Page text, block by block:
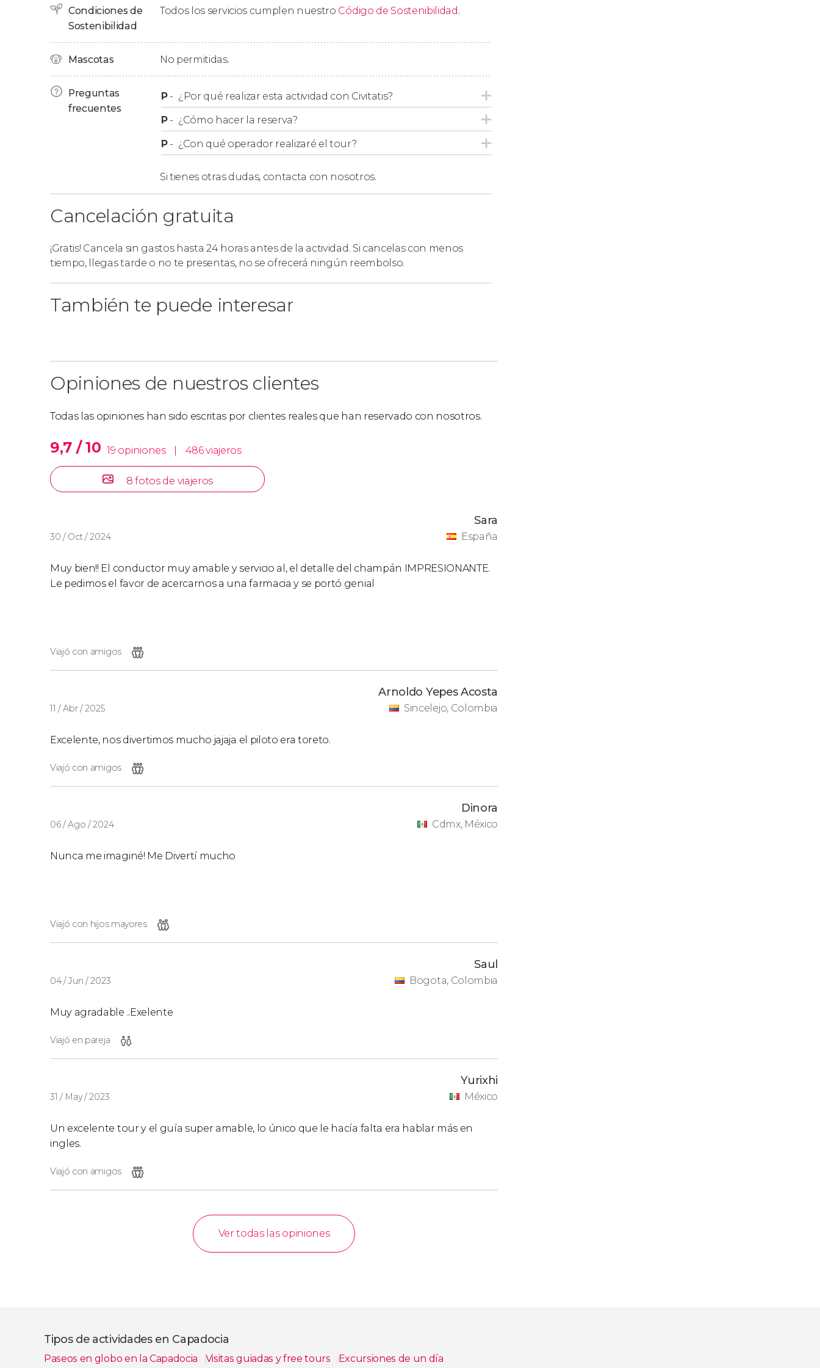
Condiciones de
Sostenibilidad
Todos los servicios cumplen nuestro Código de Sostenibilidad .
Mascotas No permitidas.
Preguntas
frecuentes
P- ¿Por qué realizar esta actividad con Civitatis?
P- ¿Cómo hacer la reserva?
P- ¿Con qué operador realizaré el tour?
Si tienes otras dudas, contacta con nosotros.
Cancelación gratuita
¡Gratis! Cancela sin gastos hasta 24 horas antes de la actividad. Si cancelas con menos
tiempo, llegas tarde o no te presentas, no se ofrecerá ningún reembolso.
También te puede interesar
Opiniones de nuestros clientes
Todas las opiniones han sido escritas por clientes reales que han reservado con nosotros.
9,7 / 10 19 opiniones 486 viajeros
8 fotos de viajeros
30 / Oct / 2024
Sara
España
Muy bien!! El conductor muy amable y servicio al, el detalle del champán IMPRESIONANTE.
Le pedimos el favor de acercarnos a una farmacia y se portó genial
Viajó con amigos
11 / Abr / 2025
Arnoldo Yepes Acosta
Sincelejo, Colombia
Excelente, nos divertimos mucho jajaja el piloto era toreto.
Viajó con amigos
06 / Ago / 2024
Dinora
Cdmx, México
Nunca me imaginé! Me Divertí mucho
Viajó con hijos mayores
04 / Jun / 2023
Saul
Bogota, Colombia
Muy agradable ..Exelente
Viajó en pareja
31 / May / 2023
Yurixhi
México
Un excelente tour y el guía super amable, lo único que le hacía falta era hablar más en
ingles.
Viajó con amigos
Ver todas las opiniones
Tipos de actividades en Capadocia
Paseos en globo en la Capadocia Visitas guiadas y free tours Excursiones de un día